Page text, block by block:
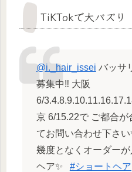
TiKTokで大バズり
@i._hair_issei バッサ
募集中‼︎ 大阪
6/
京 6/15.22で ご都合が
てお問い合わせ下さ
幾度となくオーダー
ヘア✨ ㅤㅤㅤㅤㅤㅤㅤㅤㅤㅤㅤㅤㅤ ㅤㅤㅤㅤㅤㅤㅤㅤㅤㅤㅤㅤㅤ #ショートヘア